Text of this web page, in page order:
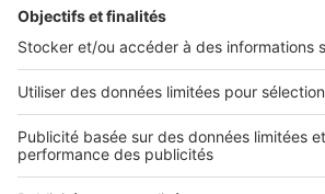
L'ENTREPRISE
Qui sommes-nous ?
Nous contacter
Nous recrutons